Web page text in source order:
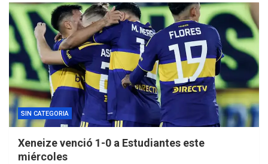
SIN CATEGORIA
Xeneize venció 1-0 a Estudiantes este
miércoles